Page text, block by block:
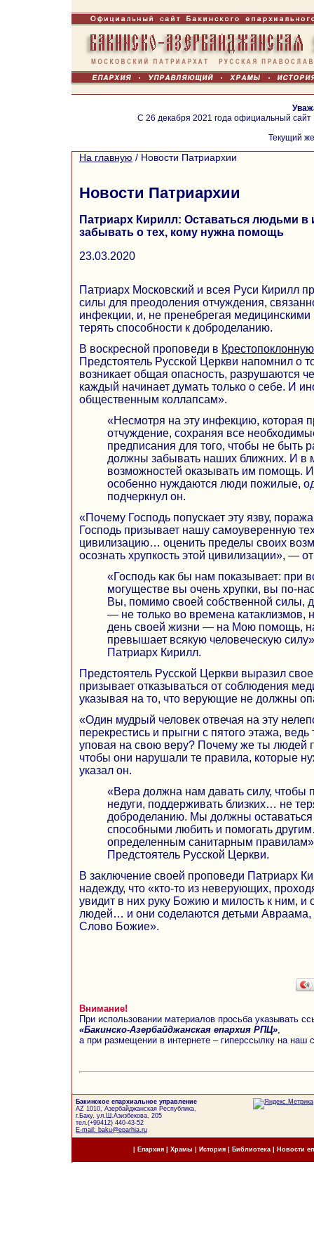
С 26 декабря 2021 года официальный
Текущий
На главную / Новости Патриархии
Новости Патриархии
Патриарх Кирилл: Оставаться людьми в
забывать о тех, кому нужна помощь
23.03.2020
Патриарх Московский и всея Руси Кирилл
силы для преодоления отчуждения,
инфекции, и, не пренебрегая
терять способности к доброделанию.
В воскресной проповеди в
Предстоятель Русской Церкви напомнил о
возникает общая опасность, разрушаются
каждый начинает думать только о себе. И
общественным коллапсам».
«Несмотря на эту инфекцию, которая
отчуждение, сохраняя все
предписания для того, чтобы не быть
должны забывать наших ближних. И в
возможностей оказывать им помощь.
особенно нуждаются люди пожилые,
подчеркнул он.
«Почему Господь попускает эту язву,
Господь призывает нашу самоуверенную
цивилизацию… оценить пределы своих
осознать хрупкость этой цивилизации», —
«Господь как бы нам показывает: при
могуществе вы очень хрупки, вы по-
Вы, помимо своей собственной силы,
— не только во времена катаклизмов,
день своей жизни — на Мою помощь,
превышает всякую человеческую
Патриарх Кирилл.
Предстоятель Русской Церкви выразил
призывает отказываться от соблюдения
указывая на то, что верующие не должны
«Один мудрый человек отвечая на эту
перекрестись и прыгни с пятого этажа,
уповая на свою веру? Почему же ты людей
чтобы они нарушали те правила, которые
указал он.
«Вера должна нам давать силу, чтобы
недуги, поддерживать близких… не
доброделанию. Мы должны
способными любить и помогать
определенным санитарным
Предстоятель Русской Церкви.
В заключение своей проповеди Патриарх
надежду, что «кто-то из неверующих,
увидит в них руку Божию и милость к ним, и
людей… и они соделаются детьми Авраама,
Слово Божие».
Внимание!
При использовании материалов просьба указывать
«Бакинско-Азербайджанская епархия РПЦ»
а при размещении в интернете – гиперссылку на наш
Бакинское епархиальное управление
AZ 1010, Азербайджанская Республика,
г.Баку, ул.Ш.Азизбекова, 205
тел.(+99412) 440-43-52
E-mail: baku@eparhia.ru
Епархия| Храмы История| Библиотека Новости